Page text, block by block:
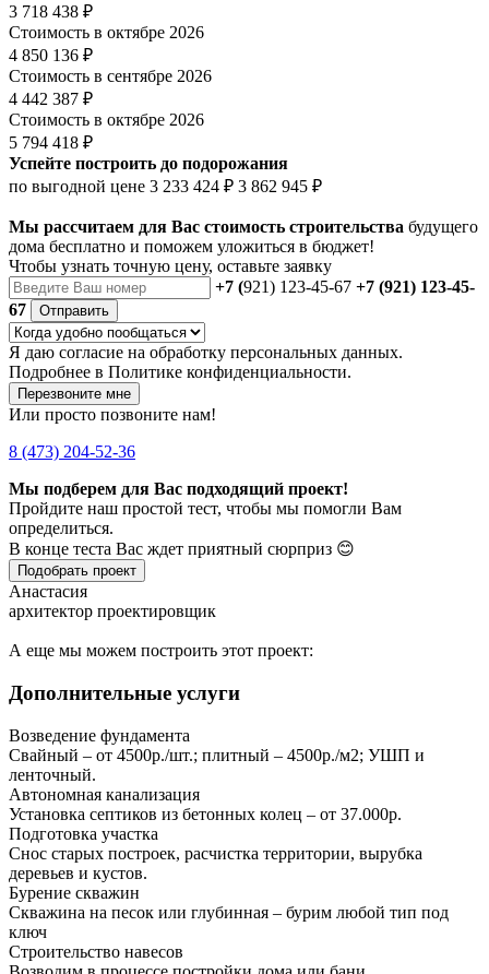
3 718 438 ₽
Стоимость в октябре 2026
4 850 136 ₽
Стоимость в сентябре 2026
4 442 387 ₽
Стоимость в октябре 2026
5 794 418 ₽
Успейте построить до подорожания
по выгодной цене 3 233 424 ₽ 3 862 945 ₽
Мы рассчитаем для Вас стоимость строительства будущего
дома бесплатно и поможем уложиться в бюджет!
Чтобы узнать точную цену, оставьте заявку
+7 (921) 123-45-67 +7 (921) 123-45-
67
Отправить
Я даю согласие на обработку персональных данных.
Подробнее в Политике конфиденциальности.
Перезвоните мне
Или просто позвоните нам!
8 (473) 204-52-36
Мы подберем для Вас подходящий проект!
Пройдите наш простой тест, чтобы мы помогли Вам
определиться.
В конце теста Вас ждет приятный сюрприз 😊
Подобрать проект
Анастасия
архитектор проектировщик
А еще мы можем построить этот проект:
Дополнительные услуги
Возведение фундамента
Свайный – от 4500р./шт.; плитный – 4500р./м2; УШП и
ленточный.
Автономная канализация
Установка септиков из бетонных колец – от 37.000р.
Подготовка участка
Снос старых построек, расчистка территории, вырубка
деревьев и кустов.
Бурение скважин
Скважина на песок или глубинная – бурим любой тип под
ключ
Строительство навесов